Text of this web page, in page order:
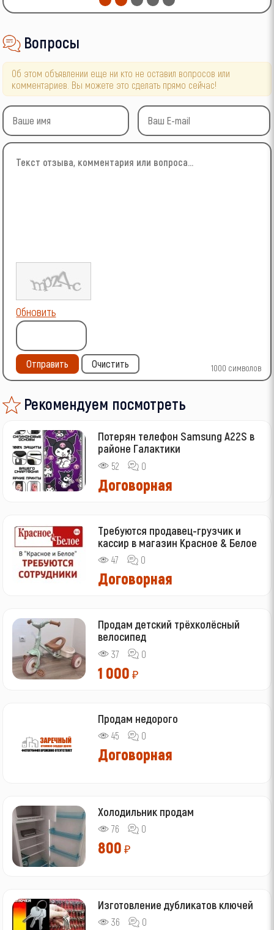
Вопросы
Об этом объявлении еще ни кто не оставил вопросов или
комментариев. Вы можете это сделать прямо сейчас!
1000 символов
Обновить
Отправить Очистить
Рекомендуем посмотреть
Потерян телефон Samsung A22S в
районе Галактики
52 0
Договорная
Требуются продавец-грузчик и
кассир в магазин Красное & Белое
47 0
Договорная
Продам детский трёхколёсный
велосипед
37 0
1 000 ₽
Продам недорого
45 0
Договорная
Холодильник продам
76 0
800 ₽
Изготовление дубликатов ключей
36 0